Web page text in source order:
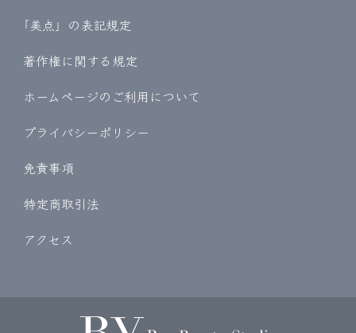
｢美点」の表記規定
著作権に関する規定
ホームページのご利用について
プライバシーポリシー
免責事項
特定商取引法
アクセス